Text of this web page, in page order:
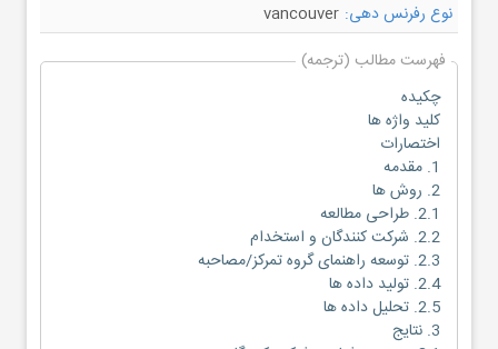
نوع رفرنس دهی: vancouver
فهرست مطالب (ترجمه)
چکیده
کلید واژه ها
اختصارات
1. مقدمه
2. روش ها
2.1. طراحی مطالعه
2.2. شرکت کنندگان و استخدام
2.3. توسعه راهنمای گروه تمرکز/مصاحبه
2.4. تولید داده ها
2.5. تحلیل داده ها
3. نتایج